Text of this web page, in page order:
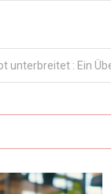
unterbreitet : Ein